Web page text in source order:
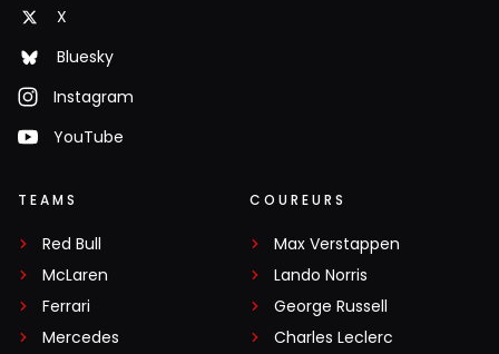
X
Bluesky
Instagram
YouTube
TEAMS
Red Bull
McLaren
Ferrari
Mercedes
COUREURS
Max Verstappen
Lando Norris
George Russell
Charles Leclerc